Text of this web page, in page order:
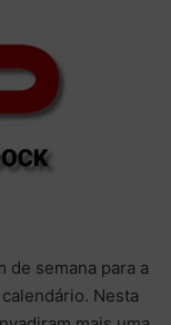
de semana para a
Nesta